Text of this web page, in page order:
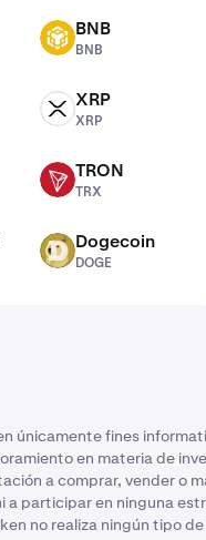
BNB BNB
BNB
XRP XRP
XRP
TRX TRON
TRX
DOGE Dogecoin
DOGE
únicamente fines
en materia de
a comprar, vender o
a participar en ninguna
no realiza ningún tipo